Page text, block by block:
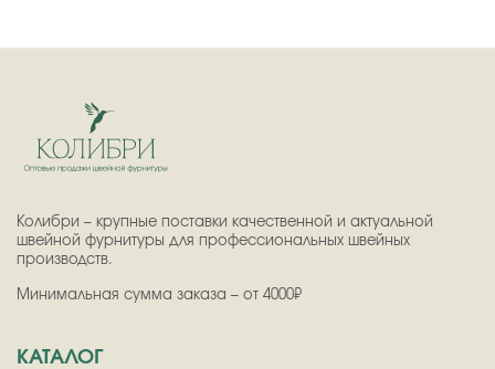
Колибри – крупные поставки качественной и актуальной
швейной фурнитуры для профессиональных швейных
производств.
Минимальная сумма заказа – от 4000₽
КАТАЛОГ